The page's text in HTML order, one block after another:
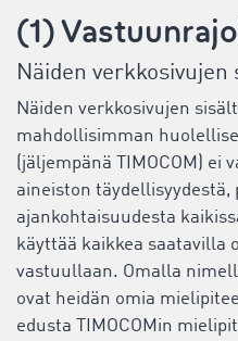
(1)
Näiden verkkosivujen
Näiden verkkosivujen
mahdollisimman
(jäljempänä TIMOCOM) ei
aineiston täydellisyydestä,
ajankohtaisuudesta
käyttää kaikkea saatavilla
vastuullaan. Omalla
ovat heidän omia
edusta TIMOCOMin